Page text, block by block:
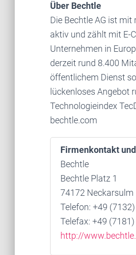
Über Bechtle
Die Bechtle AG ist
aktiv und zählt mit E-
Unternehmen in
derzeit rund 8.400
öffentlichem Dienst
lückenloses Angebot
Technologieindex
bechtle.com
Firmenkontakt
Bechtle
Bechtle Platz 1
74172 Neckarsulm
Telefon: +49
Telefax: +49
http://